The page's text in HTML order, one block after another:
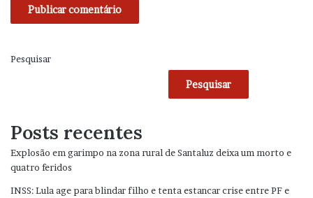
Pesquisar
Pesquisar
Posts recentes
Explosão em garimpo na zona rural de Santaluz deixa um morto e
quatro feridos
INSS: Lula age para blindar filho e tenta estancar crise entre PF e